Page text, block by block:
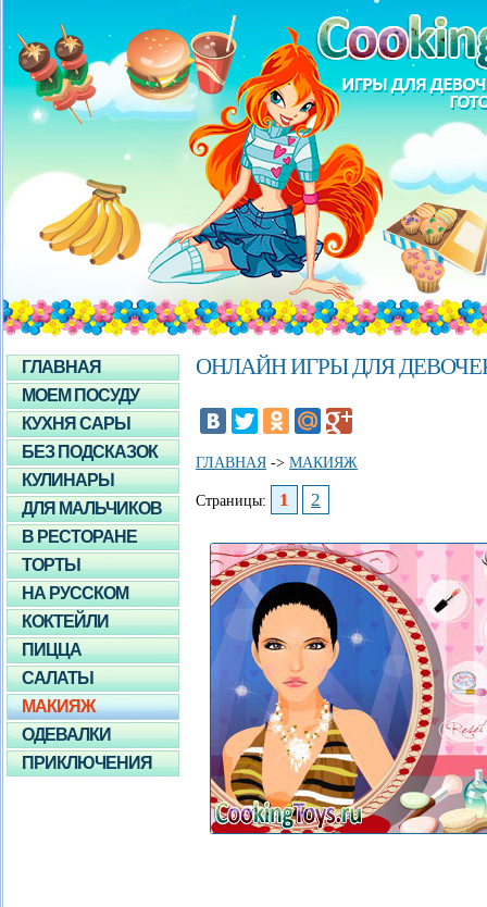
ГЛАВНАЯ
МОЕМ ПОСУДУ
КУХНЯ САРЫ
БЕЗ ПОДСКАЗОК
КУЛИНАРЫ
ДЛЯ МАЛЬЧИКОВ
В РЕСТОРАНЕ
ТОРТЫ
НА РУССКОМ
КОКТЕЙЛИ
ПИЦЦА
САЛАТЫ
МАКИЯЖ
ОДЕВАЛКИ
ПРИКЛЮЧЕНИЯ
ОНЛАЙН ИГРЫ ДЛЯ
ГЛАВНАЯ -> МАКИЯЖ
Страницы: 1 2